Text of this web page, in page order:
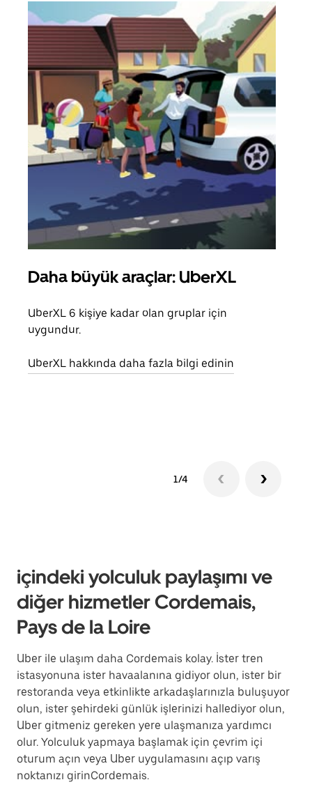
Daha büyük araçlar: UberXL
UberXL 6 kişiye kadar olan gruplar için
uygundur.
UberXL hakkında daha fazla bilgi edinin
1/4
içindeki yolculuk paylaşımı ve
diğer hizmetler Cordemais,
Pays de la Loire
Uber ile ulaşım daha Cordemais kolay. İster tren
istasyonuna ister havaalanına gidiyor olun, ister bir
restoranda veya etkinlikte arkadaşlarınızla buluşuyor
olun, ister şehirdeki günlük işlerinizi hallediyor olun,
Uber gitmeniz gereken yere ulaşmanıza yardımcı
olur. Yolculuk yapmaya başlamak için çevrim içi
oturum açın veya Uber uygulamasını açıp varış
noktanızı girinCordemais.